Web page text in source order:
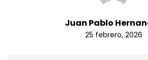
Juan Pablo
25 febrero, 2026